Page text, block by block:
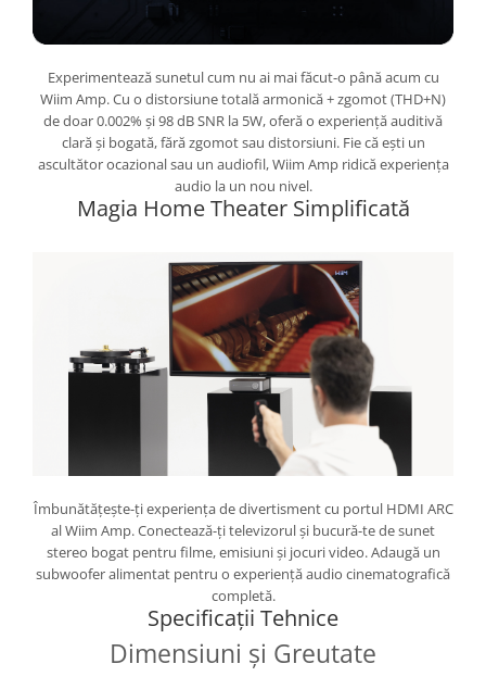
Experimentează sunetul cum nu ai mai făcut-o până acum cu
Wiim Amp. Cu o distorsiune totală armonică + zgomot (THD+N)
de doar 0.002% și 98 dB SNR la 5W, oferă o experiență auditivă
clară și bogată, fără zgomot sau distorsiuni. Fie că ești un
ascultător ocazional sau un audiofil, Wiim Amp ridică experiența
audio la un nou nivel.
Magia Home Theater Simplificată
Îmbunătățește-ți experiența de divertisment cu portul HDMI ARC
al Wiim Amp. Conectează-ți televizorul și bucură-te de sunet
stereo bogat pentru filme, emisiuni și jocuri video. Adaugă un
subwoofer alimentat pentru o experiență audio cinematografică
completă.
Specificații Tehnice
Dimensiuni și Greutate